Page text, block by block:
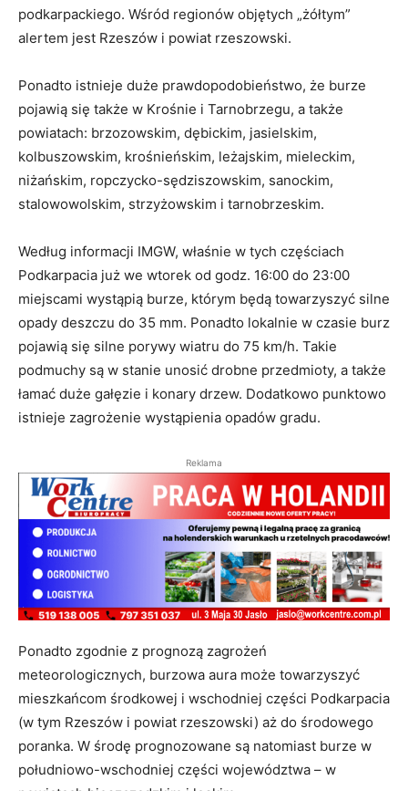
podkarpackiego. Wśród regionów objętych „żółtym”
alertem jest Rzeszów i powiat rzeszowski.
Ponadto istnieje duże prawdopodobieństwo, że burze
pojawią się także w Krośnie i Tarnobrzegu, a także
powiatach: brzozowskim, dębickim, jasielskim,
kolbuszowskim, krośnieńskim, leżajskim, mieleckim,
niżańskim, ropczycko-sędziszowskim, sanockim,
stalowowolskim, strzyżowskim i tarnobrzeskim.
Według informacji IMGW, właśnie w tych częściach
Podkarpacia już we wtorek od godz. 16:00 do 23:00
miejscami wystąpią burze, którym będą towarzyszyć silne
opady deszczu do 35 mm. Ponadto lokalnie w czasie burz
pojawią się silne porywy wiatru do 75 km/h. Takie
podmuchy są w stanie unosić drobne przedmioty, a także
łamać duże gałęzie i konary drzew. Dodatkowo punktowo
istnieje zagrożenie wystąpienia opadów gradu.
Reklama
Ponadto zgodnie z prognozą zagrożeń
meteorologicznych, burzowa aura może towarzyszyć
mieszkańcom środkowej i wschodniej części Podkarpacia
(w tym Rzeszów i powiat rzeszowski) aż do środowego
poranka. W środę prognozowane są natomiast burze w
południowo-wschodniej części województwa – w